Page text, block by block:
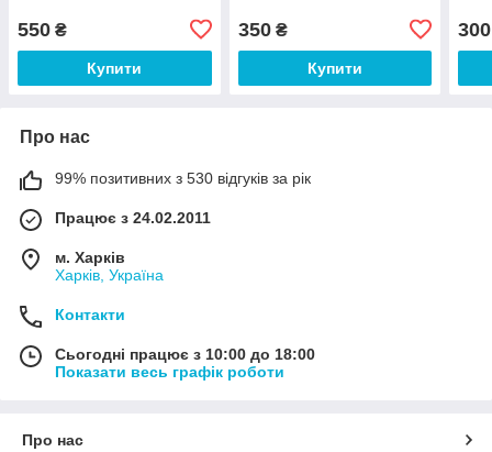
550 ₴
Купити
350₴
Купити
300
Про нас
99% позитивних з 530 відгуків за рік
Працює з 24.02.2011
м. Харків
Харків, Україна
Контакти
Сьогодні працює з 10:00 до 18:00
Показати весь графік роботи
Про нас